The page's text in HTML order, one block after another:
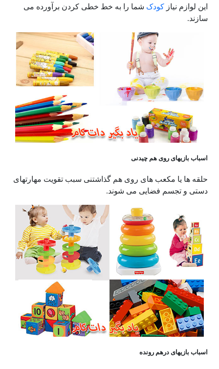
این لوازم نیاز کودک شما را به خط خطی کردن برآورده می
سازند.
اسباب بازیهای روی هم چیدنی
حلقه ها یا مکعب های روی هم گذاشتنی سبب تقویت مهارتهای
دستی و تجسم فضایی می شوند.
اسباب بازیهای درهم رونده